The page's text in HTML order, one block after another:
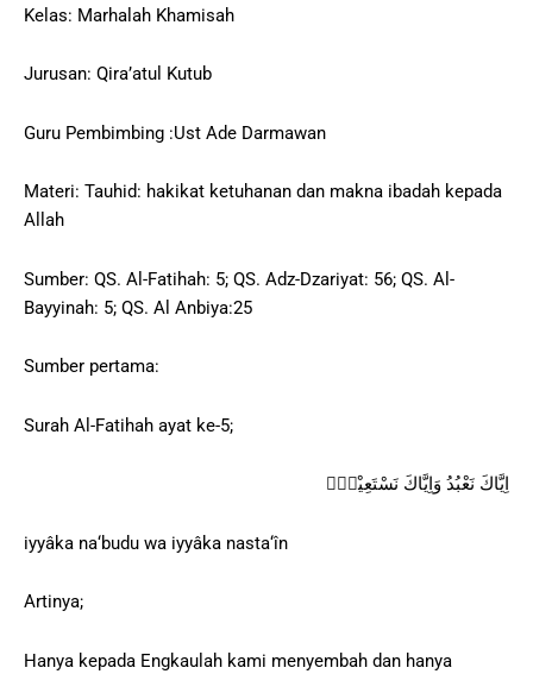
Kelas: Marhalah Khamisah
Jurusan: Qira’atul Kutub
Guru Pembimbing :Ust Ade Darmawan
Materi: Tauhid: hakikat ketuhanan dan makna ibadah kepada
Allah
Sumber: QS. Al-Fatihah: 5; QS. Adz-Dzariyat: 56; QS. Al-
Bayyinah: 5; QS. Al Anbiya:25
Sumber pertama:
Surah Al-Fatihah ayat ke-5;
اِيَّاكَ نَعْبُدُ وَاِيَّاكَ نَسْتَعِيْنُۗ
iyyâka na‘budu wa iyyâka nasta‘în
Artinya;
Hanya kepada Engkaulah kami menyembah dan hanya